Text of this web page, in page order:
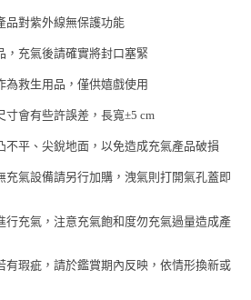
先享後付」後，將跳轉至「AFTEE先享後付」
到繳費通知簡訊。
進行付款，方視為交易完成。
取消之訂單仍視為有效，需透過AFTEE先享
先享後付 」之結帳頁面顯示為準，若有關於
support/home
公司提供之「AFTEE先享後付」服務完成之交
供個人資料，並將交易相關給付款項請求債
以上)免運費
以上)免運費
以上)免運費
以上)免運費
品對紫外線無保護功能
充氣後請確實將封口塞緊
救生用品，僅供嬉戲使用
會有些許誤差，長寬±5 cm
平、尖銳地面，以免造成充氣產品破損
氣設備請另行加購，洩氣則打開氣孔蓋即
充氣，注意充氣飽和度勿充氣過量造成產
瑕疵，請於鑑賞期內反映，依情形換新或